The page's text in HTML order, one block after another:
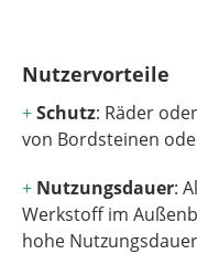
Nutzervorteile
+Schutz: Räder
von Bordsteinen
+ Nutzungsdauer:
Werkstoff im
hohe Nutzungsdauer